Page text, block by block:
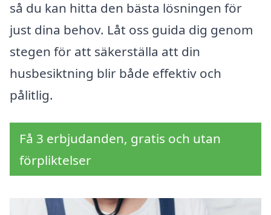
så du kan hitta den bästa lösningen för
just dina behov. Låt oss guida dig genom
stegen för att säkerställa att din
husbesiktning blir både effektiv och
pålitlig.
Få 3 erbjudanden, gratis och utan
förpliktelser